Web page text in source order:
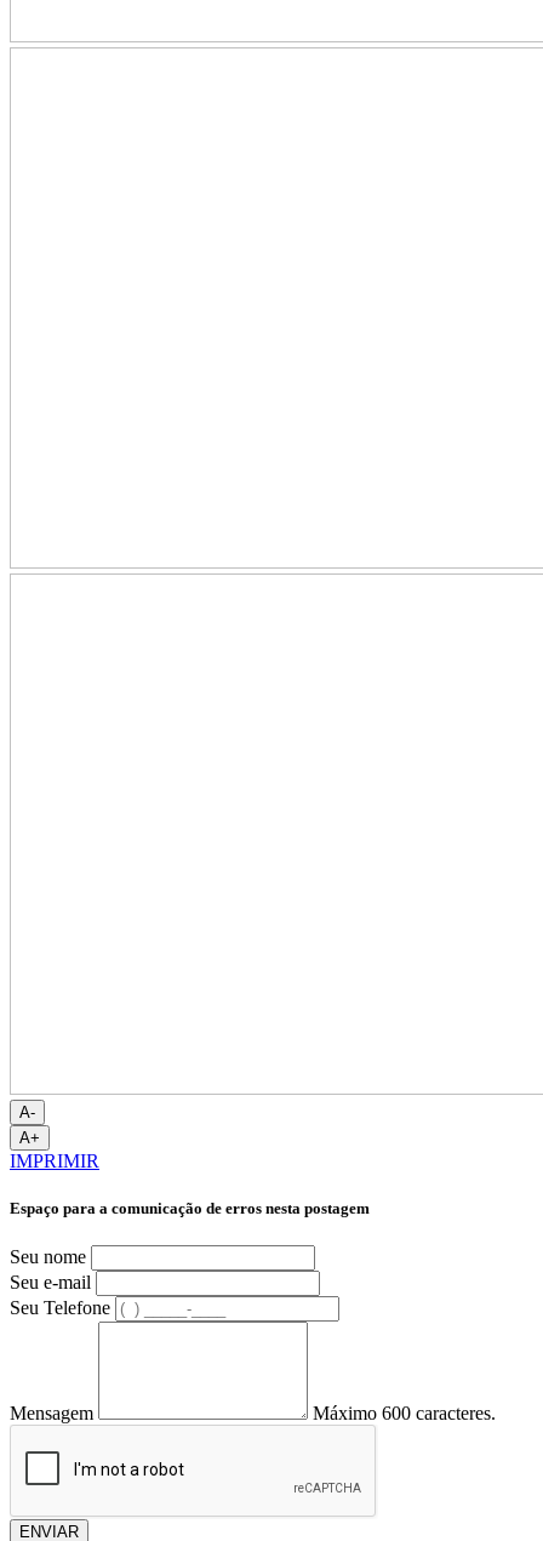
A-
A+
IMPRIMIR
Espaço para a comunicação de erros nesta postagem
Seu nome
Seu e-mail
Seu Telefone
Mensagem Máximo 600 caracteres.
ENVIAR